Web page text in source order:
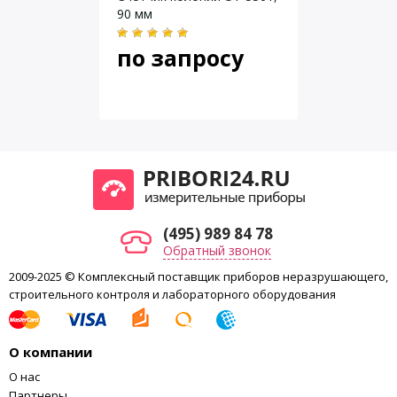
90 мм
по запросу
(495) 989 84 78
Обратный звонок
2009-2025 © Комплексный поставщик приборов неразрушающего,
строительного контроля и лабораторного оборудования
О компании
О нас